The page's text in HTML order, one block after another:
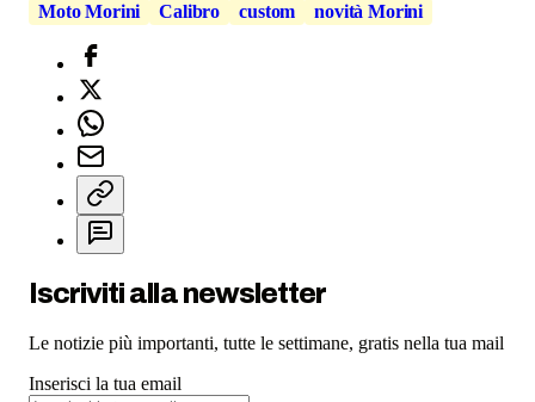
Moto Morini Calibro custom novità Morini
Iscriviti alla newsletter
Le notizie più importanti, tutte le settimane, gratis nella tua mail
Inserisci la tua email